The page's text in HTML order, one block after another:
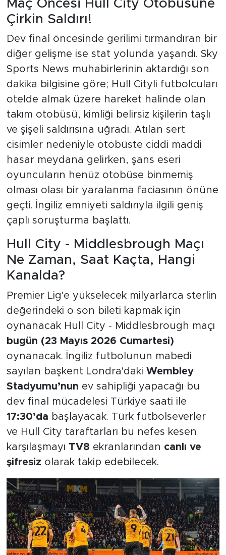
Maç Öncesi Hull City Otobüsüne
Çirkin Saldırı!
Dev final öncesinde gerilimi tırmandıran bir
diğer gelişme ise stat yolunda yaşandı. Sky
Sports News muhabirlerinin aktardığı son
dakika bilgisine göre; Hull Cityli futbolcuları
otelde almak üzere hareket halinde olan
takım otobüsü, kimliği belirsiz kişilerin taşlı
ve şişeli saldırısına uğradı. Atılan sert
cisimler nedeniyle otobüste ciddi maddi
hasar meydana gelirken, şans eseri
oyuncuların henüz otobüse binmemiş
olması olası bir yaralanma faciasının önüne
geçti. İngiliz emniyeti saldırıyla ilgili geniş
çaplı soruşturma başlattı.
Hull City - Middlesbrough Maçı
Ne Zaman, Saat Kaçta, Hangi
Kanalda?
Premier Lig'e yükselecek milyarlarca sterlin
değerindeki o son bileti kapmak için
oynanacak Hull City - Middlesbrough maçı
bugün (23 Mayıs 2026 Cumartesi)
oynanacak. İngiliz futbolunun mabedi
sayılan başkent Londra'daki Wembley
Stadyumu’nun ev sahipliği yapacağı bu
dev final mücadelesi Türkiye saati ile
17:30’da başlayacak. Türk futbolseverler
ve Hull City taraftarları bu nefes kesen
karşılaşmayı TV8 ekranlarından canlı ve
şifresiz olarak takip edebilecek.